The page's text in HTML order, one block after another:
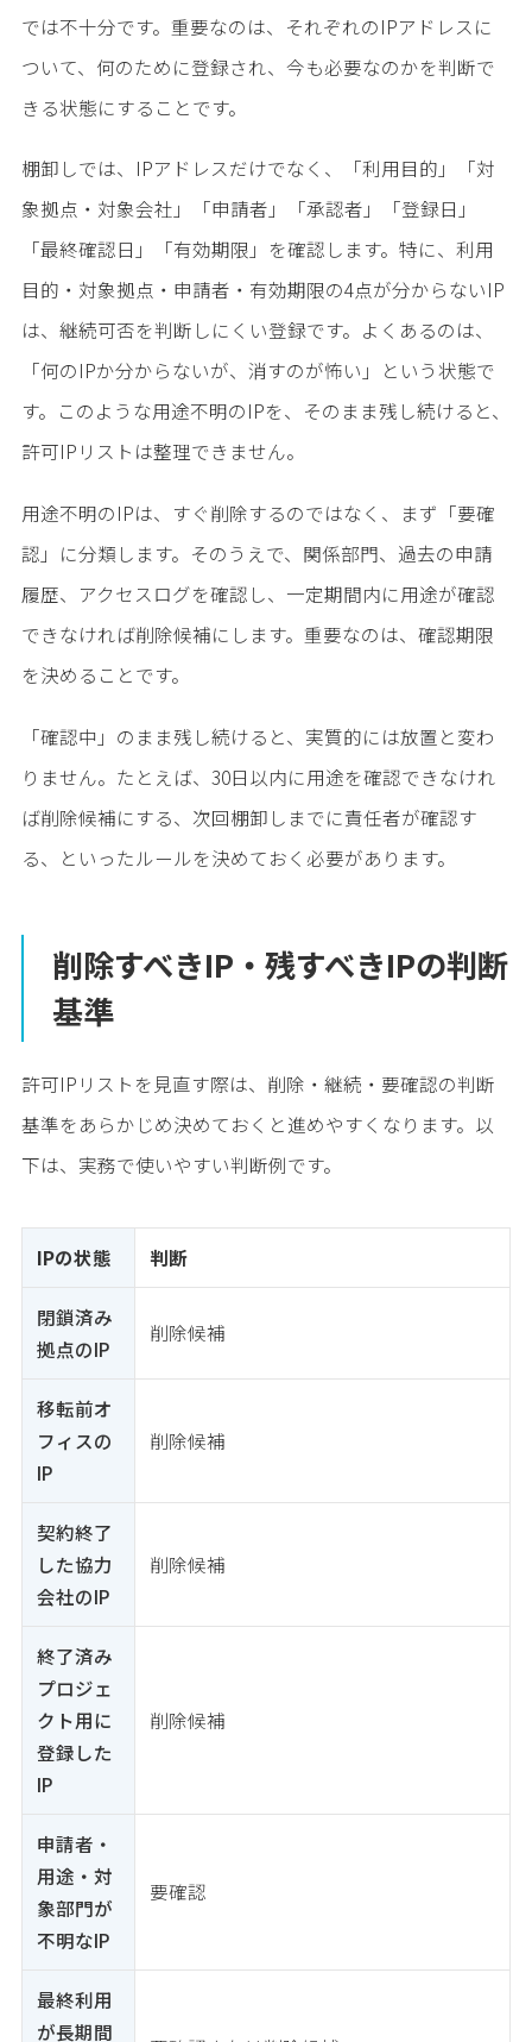
では不十分です。重要なのは、それぞれのIPアドレスに
ついて、何のために登録され、今も必要なのかを判断で
きる状態にすることです。
棚卸しでは、IPアドレスだけでなく、「利用目的」「対
象拠点・対象会社」「申請者」「承認者」「登録日」
「最終確認日」「有効期限」を確認します。特に、利用
目的・対象拠点・申請者・有効期限の4点が分からないIP
は、継続可否を判断しにくい登録です。よくあるのは、
「何のIPか分からないが、消すのが怖い」という状態で
す。このような用途不明のIPを、そのまま残し続けると、
許可IPリストは整理できません。
用途不明のIPは、すぐ削除するのではなく、まず「要確
認」に分類します。そのうえで、関係部門、過去の申請
履歴、アクセスログを確認し、一定期間内に用途が確認
できなければ削除候補にします。重要なのは、確認期限
を決めることです。
「確認中」のまま残し続けると、実質的には放置と変わ
りません。たとえば、30日以内に用途を確認できなけれ
ば削除候補にする、次回棚卸しまでに責任者が確認す
る、といったルールを決めておく必要があります。
削除すべきIP・残すべきIPの判断
基準
許可IPリストを見直す際は、削除・継続・要確認の判断
基準をあらかじめ決めておくと進めやすくなります。以
下は、実務で使いやすい判断例です。
IPの状態 判断
閉鎖済み
拠点のIP
削除候補
移転前オ
フィスの
IP
削除候補
契約終了
した協力
会社のIP
削除候補
終了済み
プロジェ
クト用に
登録した
IP
削除候補
申請者・
用途・対
象部門が
不明なIP
要確認
最終利用
が長期間